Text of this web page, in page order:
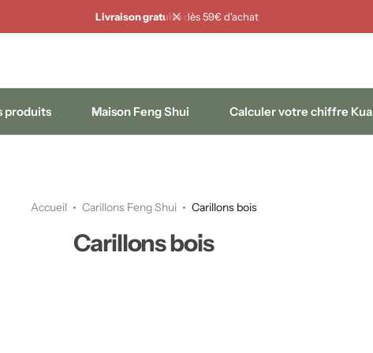
Livraison gratuitedès 59€ d'achat
produits Maison Feng Shui Calculer votre chiffre Kua
Accueil Carillons Feng Shui Carillons bois
Carillons bois